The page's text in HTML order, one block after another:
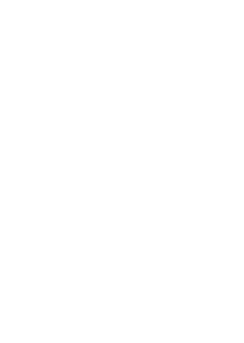
contacto
TDF
de datos